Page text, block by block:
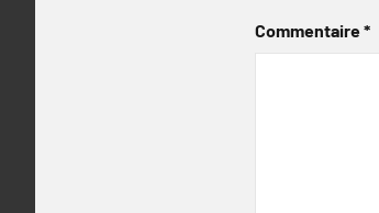
Commentaire*